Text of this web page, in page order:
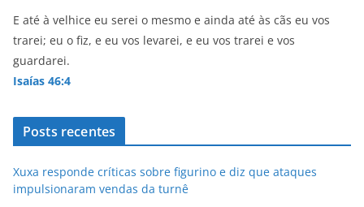
E até à velhice eu serei o mesmo e ainda até às cãs eu vos
trarei; eu o fiz, e eu vos levarei, e eu vos trarei e vos
guardarei.
Isaías 46:4
Posts recentes
Xuxa responde críticas sobre figurino e diz que ataques
impulsionaram vendas da turnê